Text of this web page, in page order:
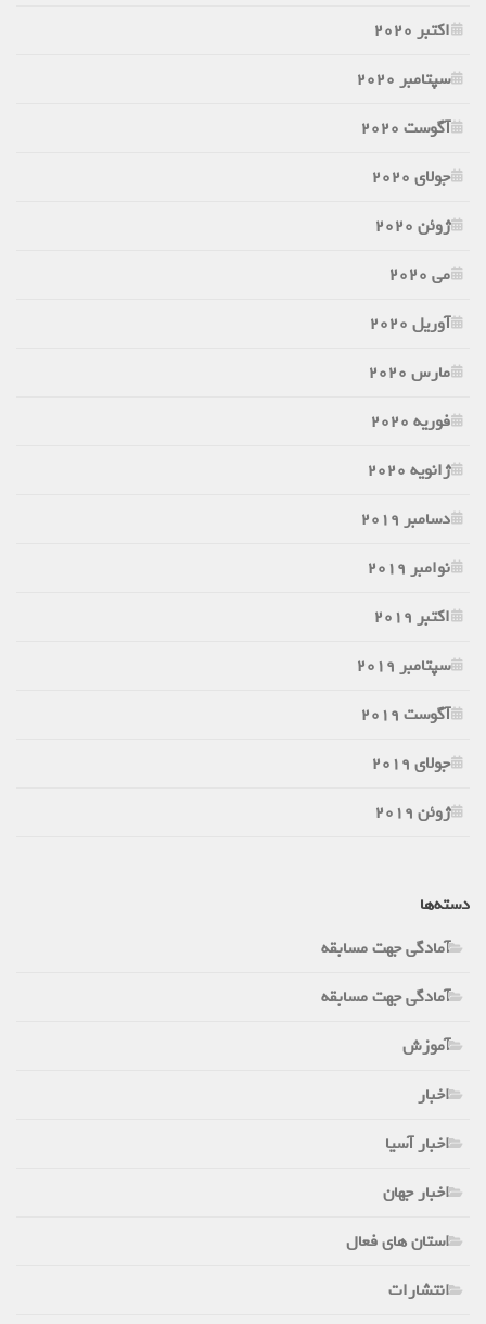
اکتبر 2020
سپتامبر 2020
آگوست 2020
جولای 2020
ژوئن 2020
می 2020
آوریل 2020
مارس 2020
فوریه 2020
ژانویه 2020
دسامبر 2019
نوامبر 2019
اکتبر 2019
سپتامبر 2019
آگوست 2019
جولای 2019
ژوئن 2019
دسته‌ها
آمادگی جهت مسابقه
آمادگی جهت مسابقه
آموزش
اخبار
اخبار آسیا
اخبار جهان
استان های فعال
انتشارات